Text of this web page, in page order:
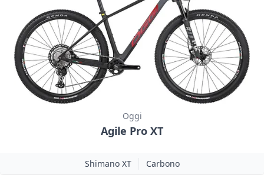
Oggi
Agile Pro XT
Shimano XT Carbono